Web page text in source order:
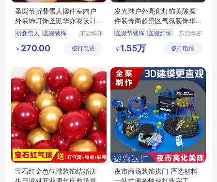
圣诞节折叠雪人摆件室内户
外装饰灯饰圣诞华亦彩设计
制作出口
折叠雪人
圣诞装饰
圣诞装饰出口
东莞华亦
艺有限公
￥ 270.00 拨打电话
发光球户外亮化灯饰美陈摆
件装饰商超景区气氛装饰华
亦彩制作
圣诞节装饰 圣诞灯饰
彩灯装饰灯
夜景灯饰
东莞华亦
艺有限公
￥ 1.55万 拨打电话
宝石红金色气球装饰结婚庆
夜市商场装饰拱门 严选材料